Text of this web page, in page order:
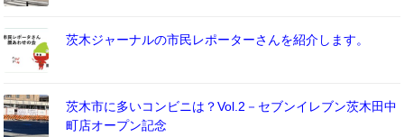
茨木ジャーナルの市民レポーターさんを紹介します。
茨木市に多いコンビニは？Vol.2－セブンイレブン茨木田中
町店オープン記念